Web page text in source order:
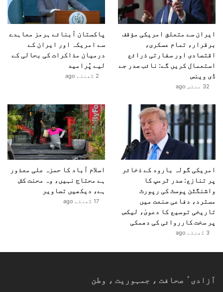
ایران سے متعلق امریکی مؤقف
برقرار، تمام عسکری،
اقتصادی اور سفارتی ذرائع
استعمال کریں گے: نائب صدر جے
ڈی وینس
32 منٹس ago
پاکستان آبنائے ہرمز معاہدے
سے امریکہ اور ایران کے
درمیان مذاکرات کی بحالی کے
لیے پُرامید
2 گھنٹے ago
امریکی گولہ بارود کے ذخائر
پر تنازع: صدر ٹرمپ کا
واشنگٹن پوسٹ کی رپورٹ
مسترد، دفاعی صنعت میں
تاریخی توسیع کا دعویٰ، لیکس
پر سخت کارروائی کی دھمکی
3 گھنٹے ago
اسلام آباد کا حمزہ علی معذور
ہے محتاج نہیں، وہ محنت کش
ہے، دیکھیں تصاویر
17 گھنٹے ago
آزادیٴ صحافت ، جمہوریت ، وطن